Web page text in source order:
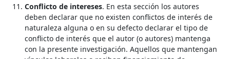
Conflicto de intereses. En esta sección los autores
deben declarar que no existen conflictos de interés de
naturaleza alguna o en su defecto declarar el tipo de
conflicto de interés que el autor (o autores) mantenga
con la presente investigación. Aquellos que mantengan